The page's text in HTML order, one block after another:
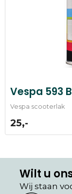
Vespa 593
Vespa scooterlak
25,-
Wilt u
Wij staan